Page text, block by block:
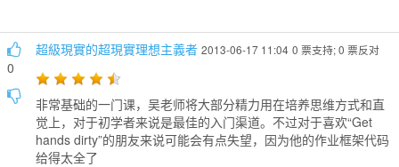
0
超級現實的超現實理想主義者 2013-06-17 11:04 0 票支持; 0 票反对
非常基础的一门课，吴老师将大部分精力用在培养思维方式和直
觉上，对于初学者来说是最佳的入门渠道。不过对于喜欢“Get
hands dirty”的朋友来说可能会有点失望，因为他的作业框架代码
给得太全了